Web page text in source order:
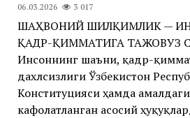
06.03.2026 3 017
ШАҲВОНИЙ ШИЛҚИМЛИК —
ҚАДР-ҚИММАТИГА ТАЖОВУЗ
Инсоннинг шаъни, қадр-
дахлсизлиги Ўзбекистон
Конституцияси ҳамда
кафолатланган асосий